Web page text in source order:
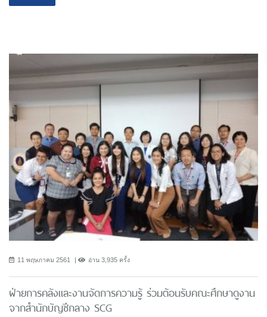
11 พฤษภาคม 2561 อ่าน 3,935 ครั้ง
ฝ่ายการคลังและงานจัดการความรู้ ร่วมต้อนรับคณะศึกษาดูงาน
จากสำนักบัญชีกลาง SCG